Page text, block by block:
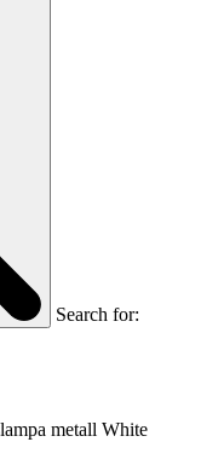
Search for:
metall White